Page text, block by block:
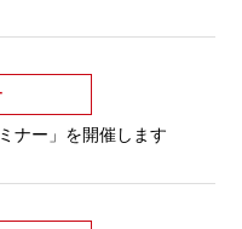
ナー」を開催します